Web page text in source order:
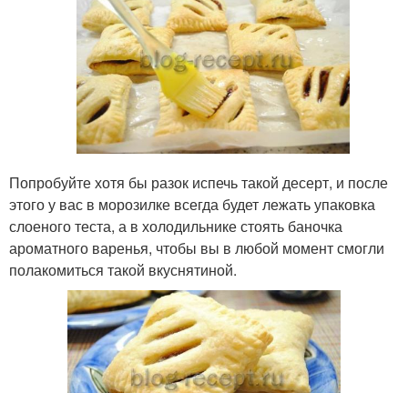
Попробуйте хотя бы разок испечь такой десерт, и после
этого у вас в морозилке всегда будет лежать упаковка
слоеного теста, а в холодильнике стоять баночка
ароматного варенья, чтобы вы в любой момент смогли
полакомиться такой вкуснятиной.